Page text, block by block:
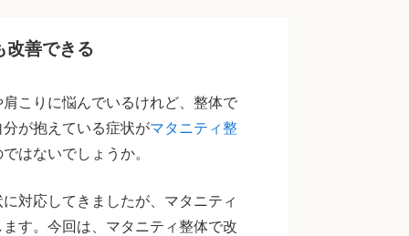
改善できる
こりに悩んでいるけれど、整体で
が抱えている症状がマタニティ整
はないでしょうか。
対応してきましたが、マタニティ
す。今回は、マタニティ整体で改